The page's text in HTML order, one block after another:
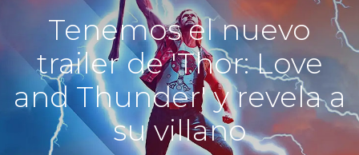
Tenemos el nuevo
trailer de 'Thor: Love
and Thunder' y revela a
su villano